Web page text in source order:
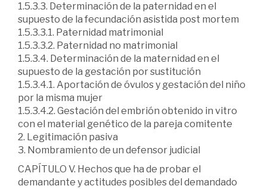
1.5.3.3. Determinación de la paternidad en el
supuesto de la fecundación asistida post mortem
1.5.3.3.1. Paternidad matrimonial
1.5.3.3.2. Paternidad no matrimonial
1.5.3.4. Determinación de la maternidad en el
supuesto de la gestación por sustitución
1.5.3.4.1. Aportación de óvulos y gestación del niño
por la misma mujer
1.5.3.4.2. Gestación del embrión obtenido in vitro
con el material genético de la pareja comitente
2. Legitimación pasiva
3. Nombramiento de un defensor judicial
CAPÍTULO V. Hechos que ha de probar el
demandante y actitudes posibles del demandado